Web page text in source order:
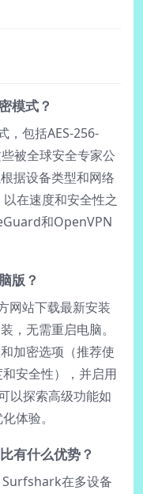
模式？
，包括AES-256-
被全球安全专家公
据设备类型和网络
在速度和安全性之
和OpenVPN
版？
网站下载最新安装
，无需重启电脑。
加密选项（推荐使
安全性），并启用
以探索高级功能如
体验。
有什么优势？
在多设备